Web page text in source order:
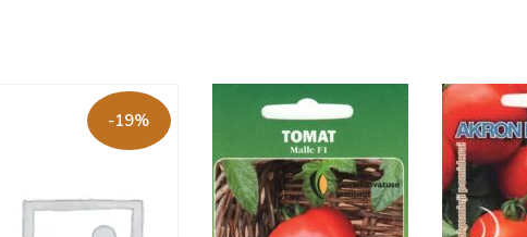
-19%